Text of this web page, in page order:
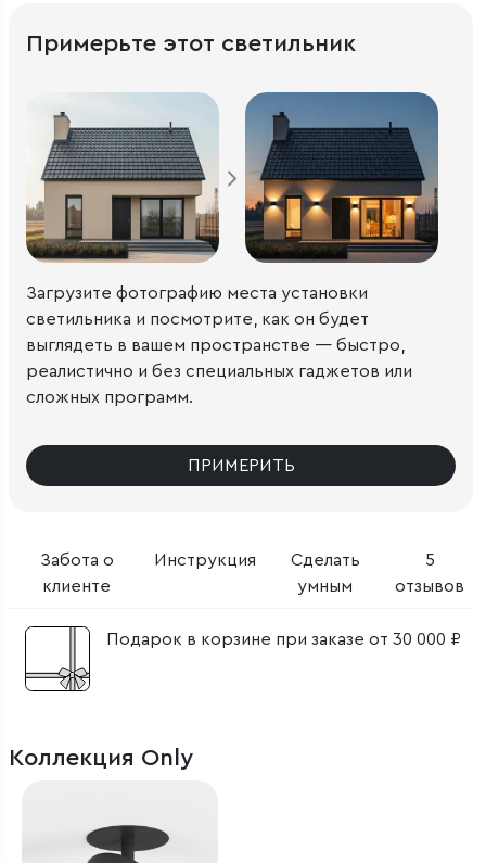
Забота о
клиенте
Инструкция
Сделать
умным
5
отзывов
Подарок в корзине при заказе от 30 000 ₽
Примерьте этот светильник
Загрузите фотографию места установки
светильника и посмотрите, как он будет
выглядеть в вашем пространстве — быстро,
реалистично и без специальных гаджетов или
сложных программ.
ПРИМЕРИТЬ
Коллекция Only